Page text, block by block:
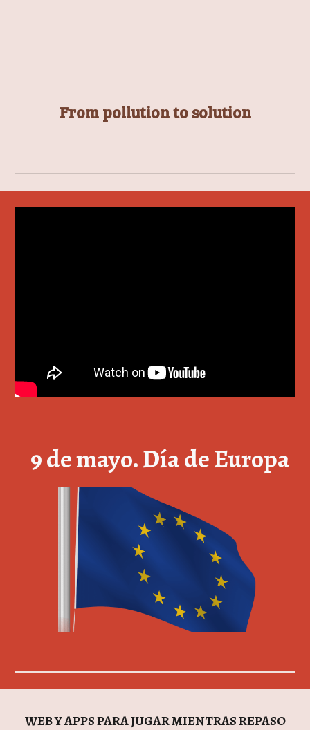
From pollution to solution
9 de mayo. Día de Europa
WEB Y APPS PARA JUGAR MIENTRAS REPASO